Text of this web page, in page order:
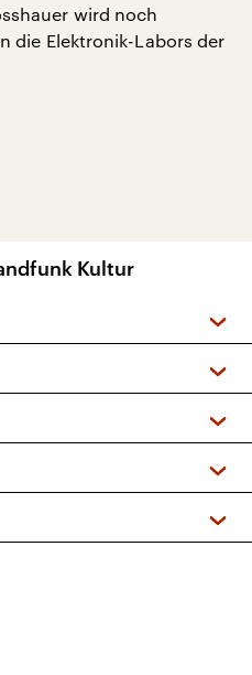
wird noch
die Elektronik-Labors der
Kultur